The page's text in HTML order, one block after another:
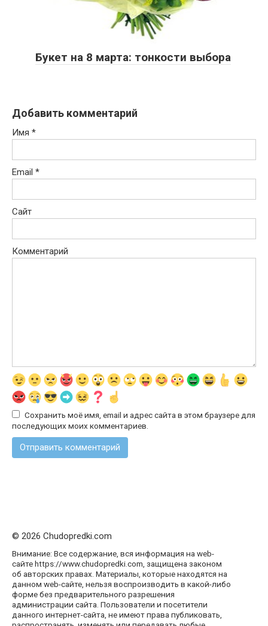
Букет на 8 марта: тонкости выбора
Добавить комментарий
Имя *
Email *
Сайт
Комментарий
Сохранить моё имя, email и адрес сайта в этом браузере для
последующих моих комментариев.
© 2026 Chudopredki.com
Внимание: Все содержание, вся информация на web-
сайте https://www.chudopredki.com, защищена законом
об авторских правах. Материалы, которые находятся на
данном web-сайте, нельзя воспроизводить в какой-либо
форме без предварительного разрешения
администрации сайта. Пользователи и посетители
данного интернет-сайта, не имеют права публиковать,